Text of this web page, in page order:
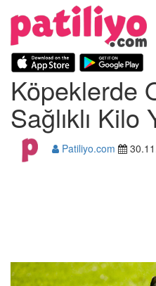
Köpeklerde
Sağlıklı Kilo
Patiliyo.com